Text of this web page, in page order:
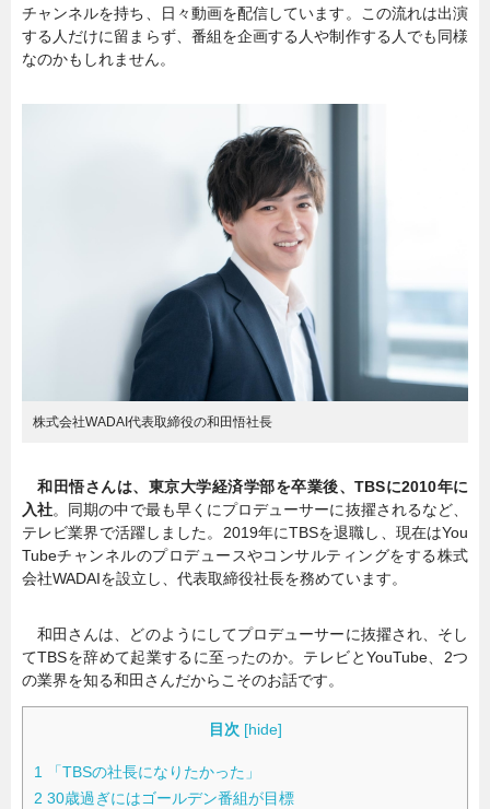
グルメ
連載一覧
チャンネルを持ち、日々動画を配信しています。この流れは出演
する人だけに留まらず、番組を企画する人や制作する人でも同様
なのかもしれません。
株式会社WADAI代表取締役の和田悟社長
和田悟さんは、東京大学経済学部を卒業後、TBSに2010年に
入社。同期の中で最も早くにプロデューサーに抜擢されるなど、
テレビ業界で活躍しました。2019年にTBSを退職し、現在はYou
Tubeチャンネルのプロデュースやコンサルティングをする株式
会社WADAIを設立し、代表取締役社長を務めています。
和田さんは、どのようにしてプロデューサーに抜擢され、そし
てTBSを辞めて起業するに至ったのか。テレビとYouTube、2つ
の業界を知る和田さんだからこそのお話です。
目次 [hide]
1
「TBSの社長になりたかった」
2 30歳過ぎにはゴールデン番組が目標